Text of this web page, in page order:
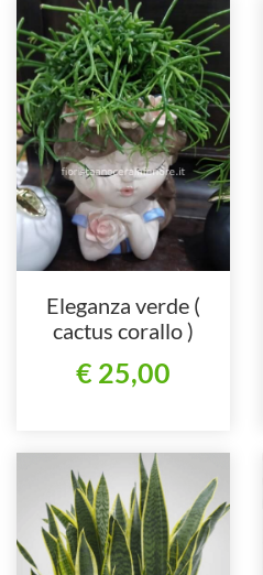
Eleganza verde (
cactus corallo )
€ 25,00